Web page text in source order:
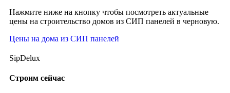
Нажмите ниже на кнопку чтобы посмотреть актуальные
цены на строительство домов из СИП панелей в черновую.
Цены на дома из СИП панелей
SipDelux
Строим сейчас